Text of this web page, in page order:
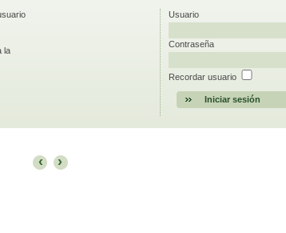
Usuario
Contraseña
Recordar usuario
la
‹ ›